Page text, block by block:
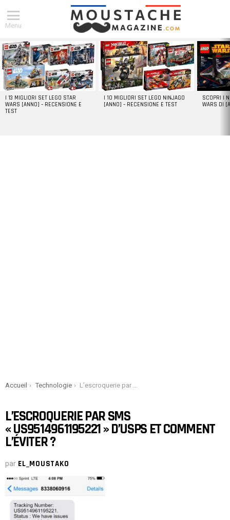
Menu
DERNIERS
ARTICLES
I 13 MIGLIORI SET LEGO STAR
WARS [ANNO] – RECENSIONE E
TEST
I 10 MIGLIORI SET LEGO NINJAGO
[ANNO] – RECENSIONE E TEST
SCOPRI I
WARS DI
You are here:
Accueil Technologie L’escroquerie par SMS « US9514961195221 » d’USPS et comment l’éviter ?
L’ESCROQUERIE PAR SMS
« US9514961195221 » D’USPS ET COMMENT
L’ÉVITER ?
par EL_MOUSTAKO